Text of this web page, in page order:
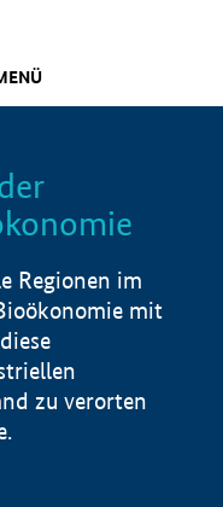
Regionen im
mit
zu verorten